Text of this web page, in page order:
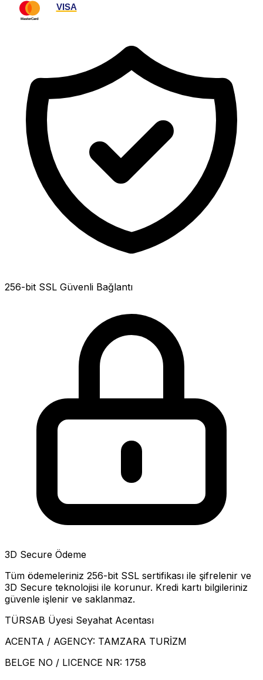
256-bit SSL Güvenli Bağlantı
3D Secure Ödeme
Tüm ödemeleriniz 256-bit SSL sertifikası ile şifrelenir ve
3D Secure teknolojisi ile korunur. Kredi kartı bilgileriniz
güvenle işlenir ve saklanmaz.
TÜRSAB Üyesi Seyahat Acentası
ACENTA / AGENCY: TAMZARA TURİZM
BELGE NO / LICENCE NR: 1758